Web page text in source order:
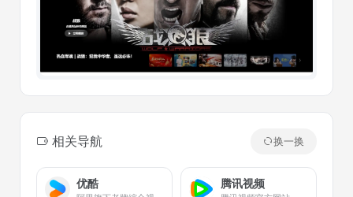
相关导航 换一换
优酷 腾讯视频